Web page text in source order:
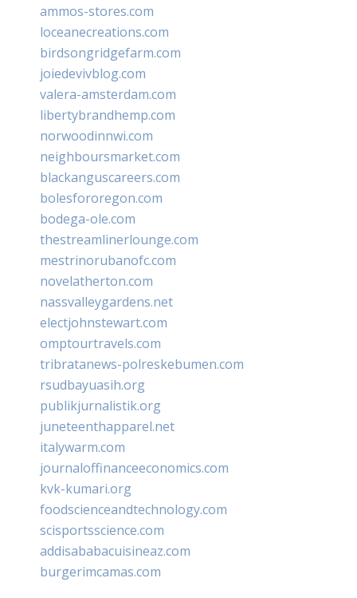
ammos-stores.com
loceanecreations.com
birdsongridgefarm.com
joiedevivblog.com
valera-amsterdam.com
libertybrandhemp.com
norwoodinnwi.com
neighboursmarket.com
blackanguscareers.com
bolesfororegon.com
bodega-ole.com
thestreamlinerlounge.com
mestrinorubanofc.com
novelatherton.com
nassvalleygardens.net
electjohnstewart.com
omptourtravels.com
tribratanews-polreskebumen.com
rsudbayuasih.org
publikjurnalistik.org
juneteenthapparel.net
italywarm.com
journaloffinanceeconomics.com
kvk-kumari.org
foodscienceandtechnology.com
scisportsscience.com
addisababacuisineaz.com
burgerimcamas.com